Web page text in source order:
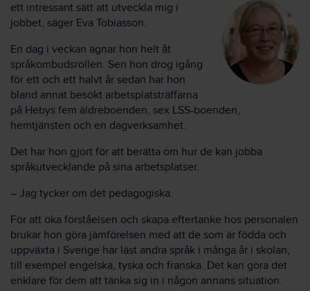
ett intressant sätt att utveckla mig i
jobbet, säger Eva Tobiasson.
En dag i veckan ägnar hon helt åt
språkombudsrollen. Sen hon drog igång
för ett och ett halvt år sedan har hon
bland annat besökt arbetsplatsträffarna
på Hebys fem äldreboenden, sex LSS-boenden,
hemtjänsten och en dagverksamhet.
Det har hon gjort för att berätta om hur de kan jobba
språkutvecklande på sina arbetsplatser.
– Jag tycker om det pedagogiska.
För att öka förståelsen och skapa eftertanke hos personalen
brukar hon göra jämförelsen med att de som är födda och
uppväxta i Sverige har läst andra språk i många år i skolan,
till exempel engelska, tyska och franska. Det kan göra det
enklare för dem att tänka sig in i någon annans situation.